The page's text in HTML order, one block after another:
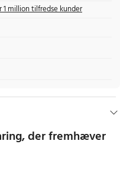
million tilfredse kunder
der fremhæver